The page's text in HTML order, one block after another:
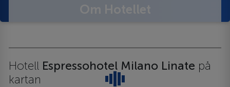
Hotell Espressohotel Milano Linate på
kartan